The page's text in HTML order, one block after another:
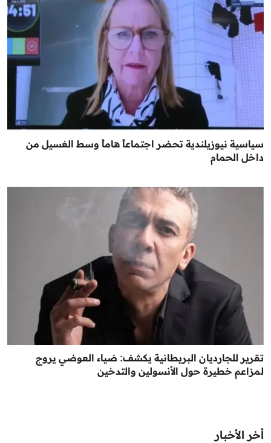
سياسية نيوزيلندية تحضر اجتماعاً هاماً وسط الغسيل من
داخل الحمام
تقرير للجارديان البريطانية يكشف: ضياء العوضي يروج
لمزاعم خطيرة حول الأنسولين والتدخين
أخر الأخبار